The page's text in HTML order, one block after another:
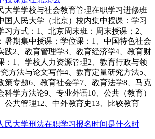
大学学校与社会教育管理在职学习进修班
国人民大学（北京）校内集中授课：学习
习方式：1、北京周末班：周末授课；2、
暑期集中授课；学位课：1、中国特色社会
践2、教育管理学3、教育经济学4、教育财
：1、学校人力资源管理2、教育行政与领
方法与论文写作4、教育定量研究方法5、
策专题6、教育社会学7、教育法学8、马克
科学方法论9、专业外语10、公共（教育）
公共管理12、中外教育史13、比较教育
民大学刑法在职学习报名时间是什么时